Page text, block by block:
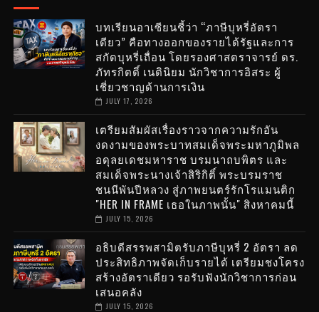
บทเรียนอาเซียนชี้ว่า “ภาษีบุหรี่อัตรา
เดียว” คือทางออกของรายได้รัฐและการ
สกัดบุหรี่เถื่อน โดยรองศาสตราจารย์ ดร.
ภัทรกิตติ์ เนตินิยม นักวิชาการอิสระ ผู้
เชี่ยวชาญด้านการเงิน
JULY 17, 2026
เตรียมสัมผัสเรื่องราวจากความรักอัน
งดงามของพระบาทสมเด็จพระมหาภูมิพล
อดุลยเดชมหาราช บรมนาถบพิตร และ
สมเด็จพระนางเจ้าสิริกิติ์ พระบรมราช
ชนนีพันปีหลวง สู่ภาพยนตร์รักโรแมนติก
"HER IN FRAME เธอในภาพนั้น" สิงหาคมนี้
JULY 15, 2026
อธิบดีสรรพสามิตรับภาษีบุหรี่ 2 อัตรา ลด
ประสิทธิภาพจัดเก็บรายได้ เตรียมชงโครง
สร้างอัตราเดียว รอรับฟังนักวิชาการก่อน
เสนอคลัง
JULY 15, 2026